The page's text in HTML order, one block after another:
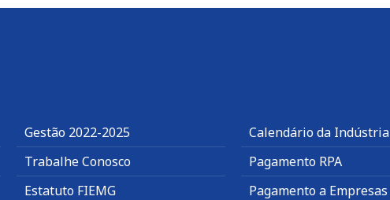
Gestão 2022-2025
Trabalhe Conosco
Estatuto FIEMG
Calendário da Indústria
Pagamento RPA
Pagamento a Empresas